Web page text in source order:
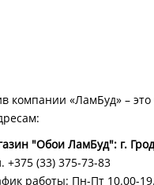
компании «ЛамБуд» –
"Обои ЛамБуд": г.
+375 (33) 375-73-83
работы: Пн-Пт 10.00-